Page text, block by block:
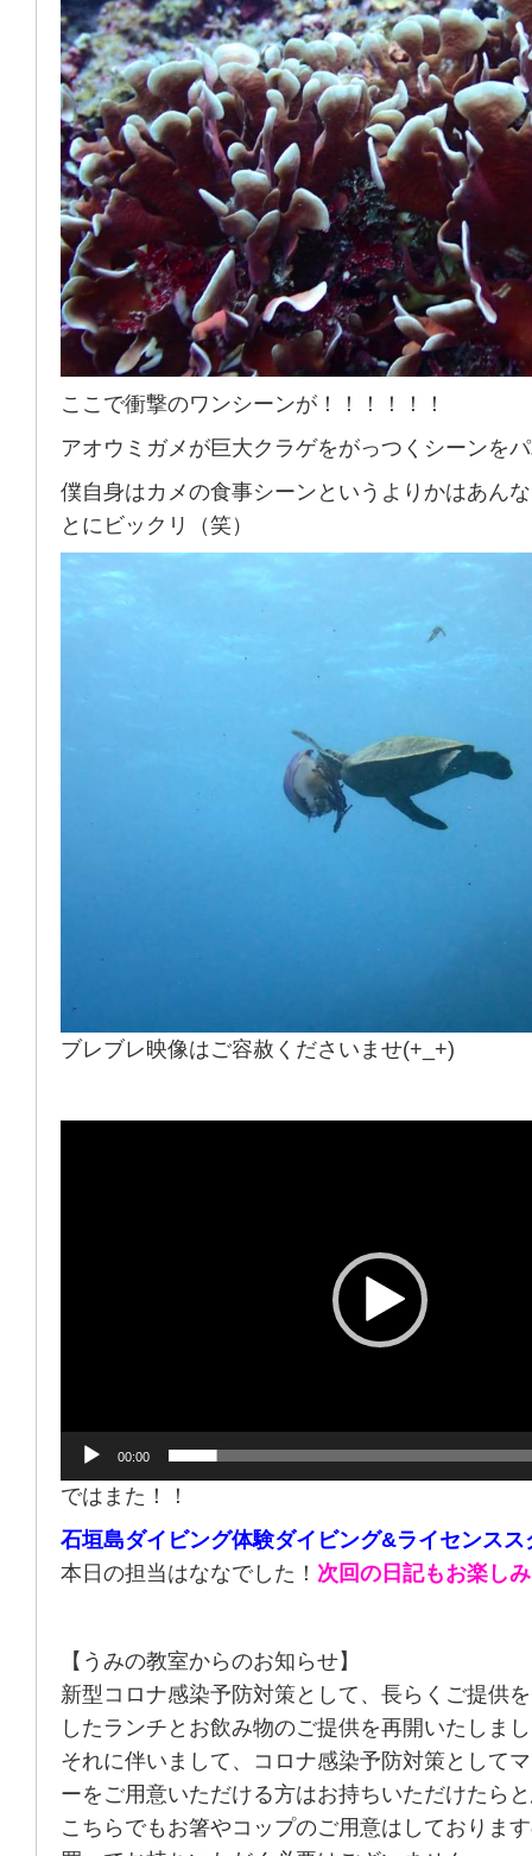
ここで衝撃のワンシーンが！！！！！！
アオウミガメが巨大クラゲをがっつくシーンを
僕自身はカメの食事シーンというよりかはあん
とにビックリ（笑）
ブレブレ映像はご容赦くださいませ(+_+)
00:00
ではまた！！
石垣島ダイビング体験ダイビング&ライセンスス
本日の担当はななでした！ 次回の日記もお楽し
【うみの教室からのお知らせ】
新型コロナ感染予防対策として、長らくご提供
したランチとお飲み物のご提供を再開いたしま
それに伴いまして、コロナ感染予防対策として
ーをご用意いただける方はお持ちいただけたら
こちらでもお箸やコップのご用意はしておりま